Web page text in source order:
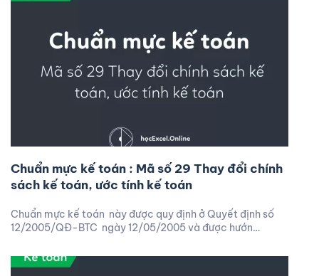
Chuẩn mực kế toán : Mã số 29 Thay đổi chính
sách kế toán, ước tính kế toán
Chuẩn mực kế toán này được quy định ở Quyết định số
12/2005/QĐ-BTC ngày 12/05/2005 và được hướn…